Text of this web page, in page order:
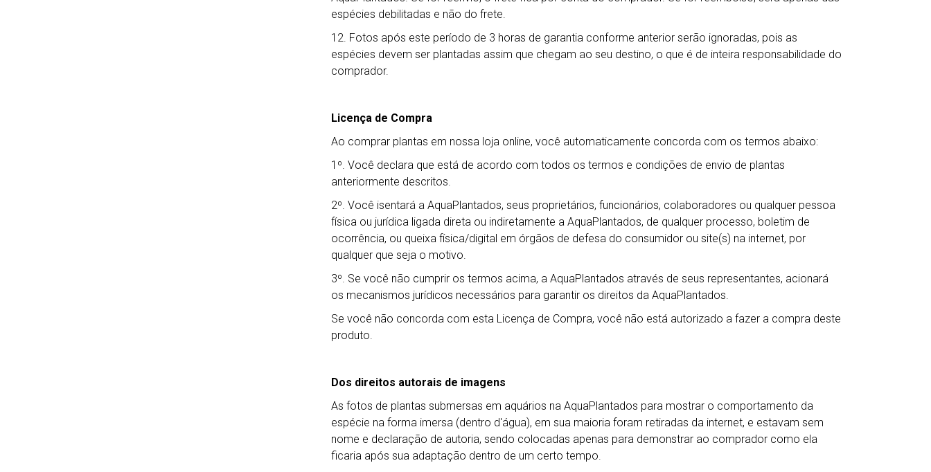
espécies debilitadas e não do frete.
12. Fotos após este período de 3 horas de garantia conforme anterior serão ignoradas, pois as
espécies devem ser plantadas assim que chegam ao seu destino, o que é de inteira responsabilidade do
comprador.
Licença de Compra
Ao comprar plantas em nossa loja online, você automaticamente concorda com os termos abaixo:
1º. Você declara que está de acordo com todos os termos e condições de envio de plantas
anteriormente descritos.
2º. Você isentará a AquaPlantados, seus proprietários, funcionários, colaboradores ou qualquer pessoa
física ou jurídica ligada direta ou indiretamente a AquaPlantados, de qualquer processo, boletim de
ocorrência, ou queixa física/digital em órgãos de defesa do consumidor ou site(s) na internet, por
qualquer que seja o motivo.
3º. Se você não cumprir os termos acima, a AquaPlantados através de seus representantes, acionará
os mecanismos jurídicos necessários para garantir os direitos da AquaPlantados.
Se você não concorda com esta Licença de Compra, você não está autorizado a fazer a compra deste
produto.
Dos direitos autorais de imagens
As fotos de plantas submersas em aquários na AquaPlantados para mostrar o comportamento da
espécie na forma imersa (dentro d'água), em sua maioria foram retiradas da internet, e estavam sem
nome e declaração de autoria, sendo colocadas apenas para demonstrar ao comprador como ela
ficaria após sua adaptação dentro de um certo tempo.